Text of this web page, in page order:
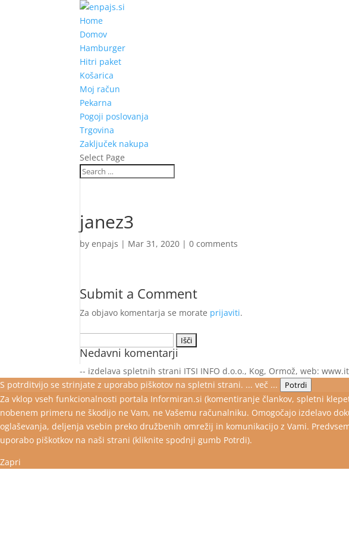
Home
Domov
Hamburger
Hitri paket
Košarica
Moj račun
Pekarna
Pogoji poslovanja
Trgovina
Zaključek nakupa
Select Page
janez3
byenpajs | Mar 31, 2020 |0 comments
Submit a Comment
Za objavo komentarja se morate prijaviti.
Nedavni komentarji
-- izdelava spletnih strani ITSI INFO d.o.o., Kog, Ormož, web:
S potrditvijo se strinjate z uporabo piškotov na spletni strani. ... več ... Potrdi
Za vklop vseh funkcionalnosti portala Informiran.si (komentiranje člankov, spletni
nobenem primeru ne škodijo ne Vam, ne Vašemu računalniku. Omogočajo izdelavo
oglaševanja, deljenja vsebin preko družbenih omrežij in komunikacijo z Vami.
uporabo piškotkov na naši strani (kliknite spodnji gumb Potrdi).
Zapri